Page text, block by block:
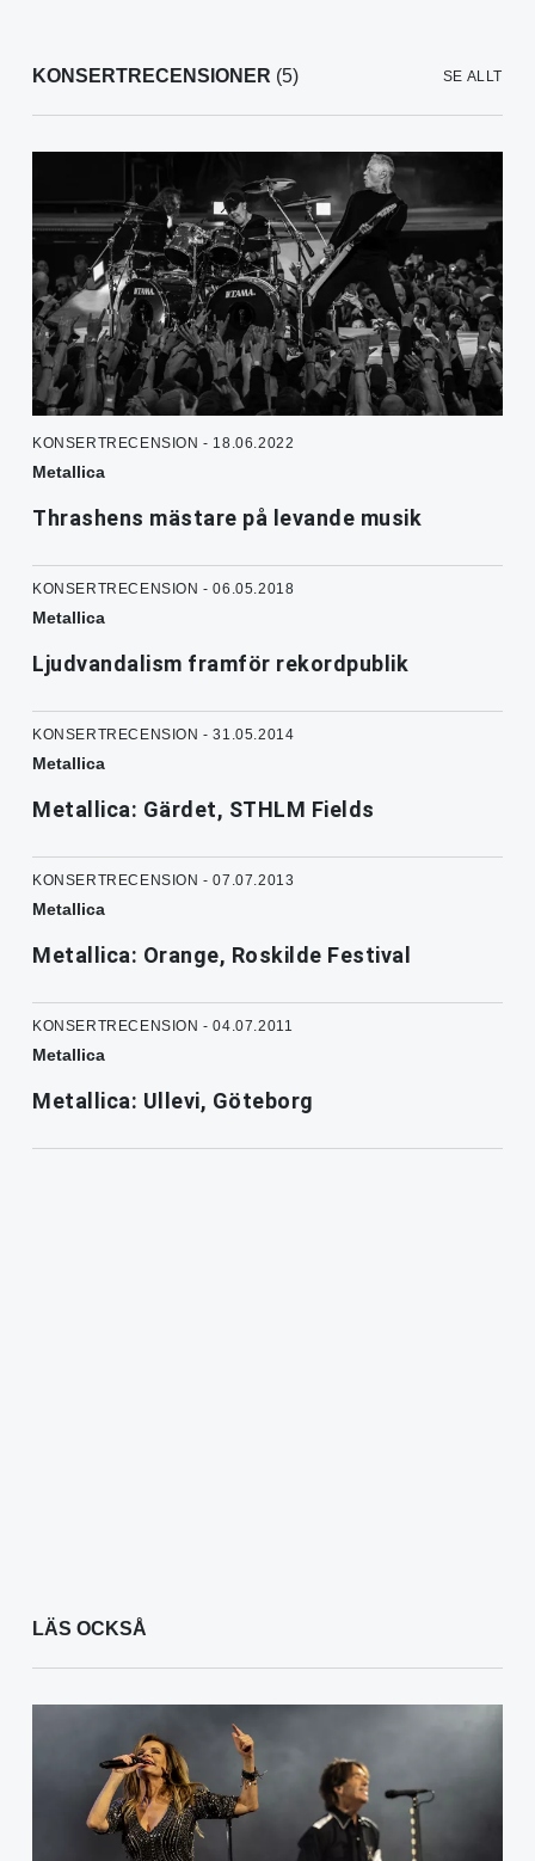
KONSERTRECENSIONER (5) SE ALLT
KONSERTRECENSION - 18.06.2022
Metallica
Thrashens mästare på levande musik
KONSERTRECENSION - 06.05.2018
Metallica
Ljudvandalism framför rekordpublik
KONSERTRECENSION - 31.05.2014
Metallica
Metallica: Gärdet, STHLM Fields
KONSERTRECENSION - 07.07.2013
Metallica
Metallica: Orange, Roskilde Festival
KONSERTRECENSION - 04.07.2011
Metallica
Metallica: Ullevi, Göteborg
LÄS OCKSÅ